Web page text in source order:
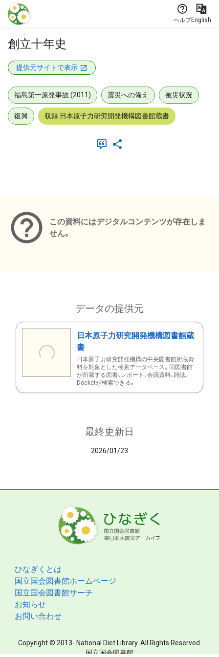
本文に飛ぶ
ヘルプEnglish
創立十年史
提供元サイトで表示
福島第一原発事故 (2011) 震災への備え 被災状況
復興 収録:日本原子力研究開発機構図書館蔵書
この資料にはデジタルコンテンツが存在しま
せん。
データの提供元
日本原子力研究開発機構図書館蔵
書
日本原子力研究開発機構の中央図書館所蔵資
料を対象とした検索データベース。同図書館
が所蔵する図書、レポート、会議資料、雑誌、
Docketが検索できる。
最終更新日
2026/01/23
ひなぎくとは
国立国会図書館ホームページ
国立国会図書館サーチ
お知らせ
お問い合わせ
Copyright © 2013- National Diet Library. All Rights Reserved.